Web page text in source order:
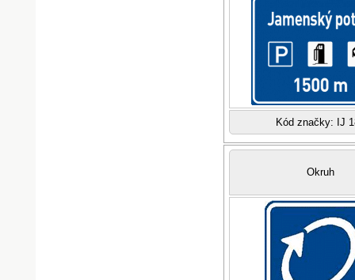
Kód značky: IJ
Okruh